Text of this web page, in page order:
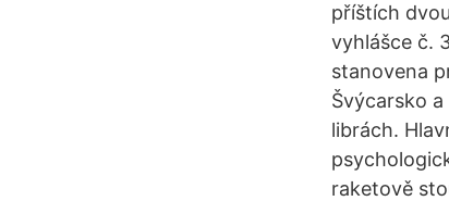
příštích
vyhlášce č.
stanovena
Švýcarsko
librách.
raketově